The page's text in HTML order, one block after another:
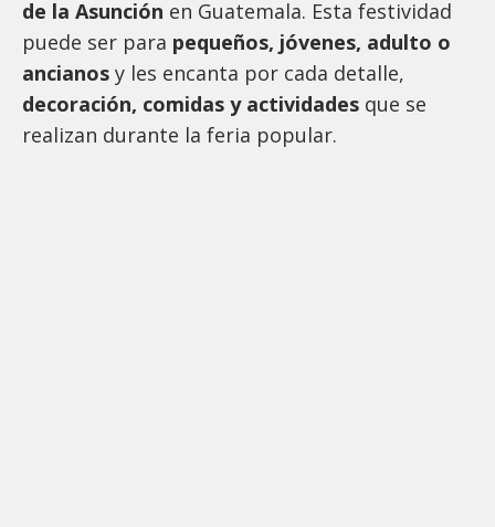
de la Asunción en Guatemala. Esta festividad
puede ser para pequeños, jóvenes, adulto o
ancianos y les encanta por cada detalle,
decoración, comidas y actividades que se
realizan durante la feria popular.